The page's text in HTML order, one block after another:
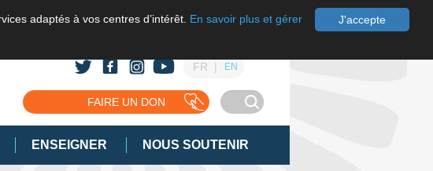
J'accepte
adaptés à vos centres d’intérêt. En savoir plus et gérer
FR EN
FAIRE UN DON
ENSEIGNER NOUS SOUTENIR